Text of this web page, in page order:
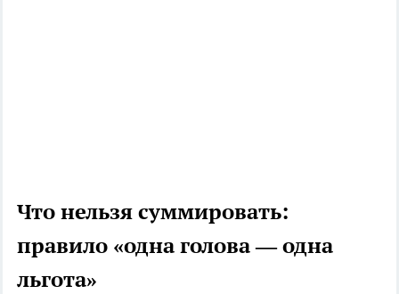
Что нельзя суммировать:
правило «одна голова — одна
льгота»